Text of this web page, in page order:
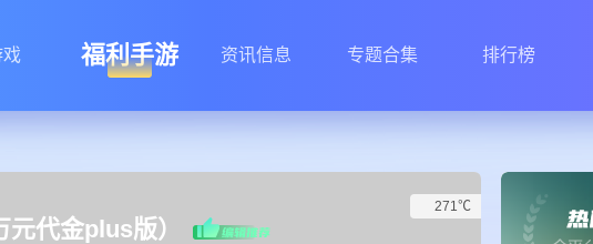
戏 福利手游 资讯信息 专题合集 排行榜
代金plus版）
271℃